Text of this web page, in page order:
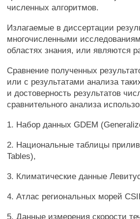
численных алгоритмов.
Излагаемые в диссертации
многочисленными
областях знания, или являются
Сравнение полученных
или с результатами анализа
и достоверность результатов
сравнительного анализа
1. Набор данных GDEM
2. Национальные таблицы
Tables),
3. Климатические данные
4. Атлас региональных морей
5. Данные измерения скорости